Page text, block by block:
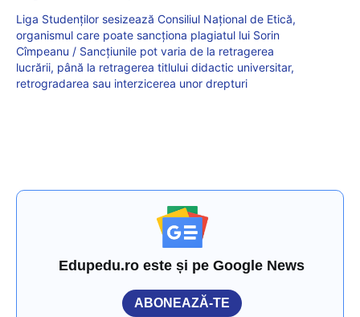
Liga Studenților sesizează Consiliul Național de Etică,
organismul care poate sancționa plagiatul lui Sorin
Cîmpeanu / Sancțiunile pot varia de la retragerea
lucrării, până la retragerea titlului didactic universitar,
retrogradarea sau interzicerea unor drepturi
Edupedu.ro este și pe Google News
ABONEAZĂ-TE